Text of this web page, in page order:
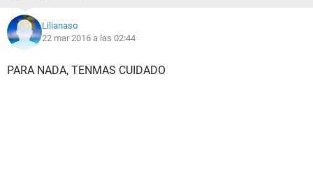
Lilianaso
22 mar 2016 a las 02:44
PARA NADA, TENMAS CUIDADO